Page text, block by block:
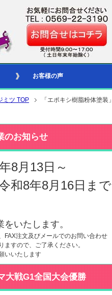
お客様の声
ミツ TOP
「エポキシ樹脂粉体塗装」
のお知らせ
8月13日～
和8年8月16日まで
をいたします。
FAX注文及びメールでのお問い合わせ
ますので、ご了承ください。
いいたします
大戦G1全国大会優勝